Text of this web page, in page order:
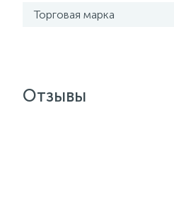
Торговая марка
Отзывы